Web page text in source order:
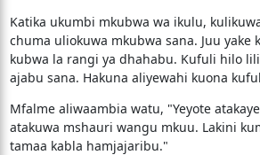
Katika ukumbi mkubwa wa ikulu,
chuma uliokuwa mkubwa sana. Juu
kubwa la rangi ya dhahabu. Kufuli hilo
ajabu sana. Hakuna aliyewahi kuona
Mfalme aliwaambia watu, "Yeyote
atakuwa mshauri wangu mkuu. Lakini
tamaa kabla hamjajaribu."